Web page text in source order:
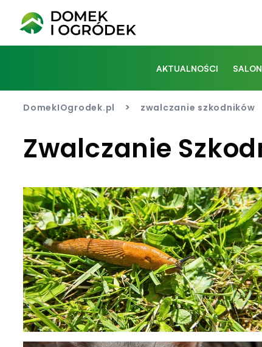
AKTUALNOŚCI SALON
DomekIOgrodek.pl > zwalczanie szkodników
Zwalczanie